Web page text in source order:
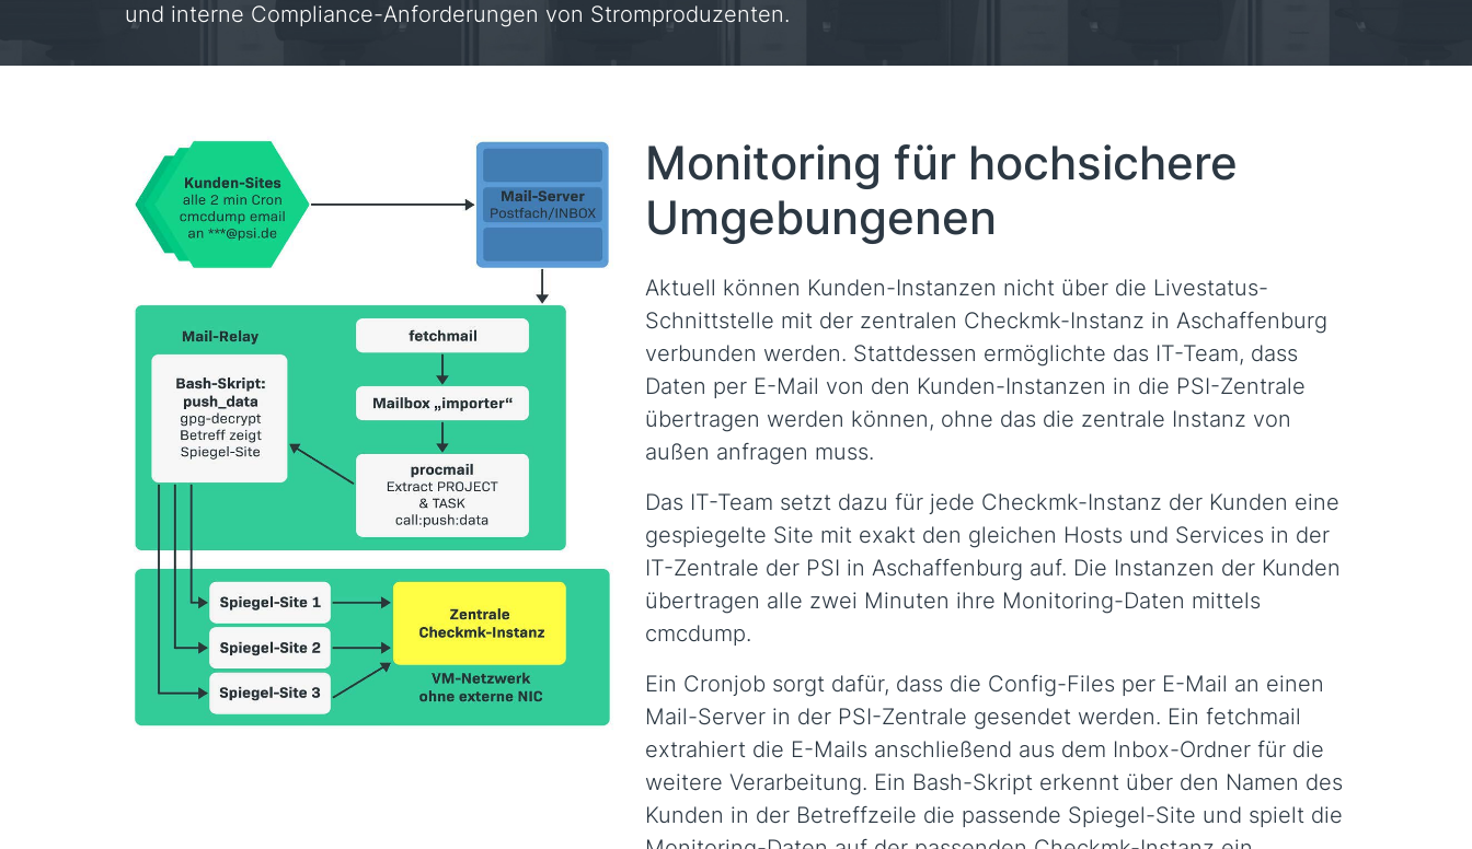
und interne Compliance-Anforderungen von Stromproduzenten.
Monitoring für hochsichere
Umgebungenen
Aktuell können Kunden-Instanzen nicht über die Livestatus-
Schnittstelle mit der zentralen Checkmk-Instanz in Aschaffenburg
verbunden werden. Stattdessen ermöglichte das IT-Team, dass
Daten per E-Mail von den Kunden-Instanzen in die PSI-Zentrale
übertragen werden können, ohne das die zentrale Instanz von
außen anfragen muss.
Das IT-Team setzt dazu für jede Checkmk-Instanz der Kunden eine
gespiegelte Site mit exakt den gleichen Hosts und Services in der
IT-Zentrale der PSI in Aschaffenburg auf. Die Instanzen der Kunden
übertragen alle zwei Minuten ihre Monitoring-Daten mittels
cmcdump.
Ein Cronjob sorgt dafür, dass die Config-Files per E-Mail an einen
Mail-Server in der PSI-Zentrale gesendet werden. Ein fetchmail
extrahiert die E-Mails anschließend aus dem Inbox-Ordner für die
weitere Verarbeitung. Ein Bash-Skript erkennt über den Namen des
Kunden in der Betreffzeile die passende Spiegel-Site und spielt die